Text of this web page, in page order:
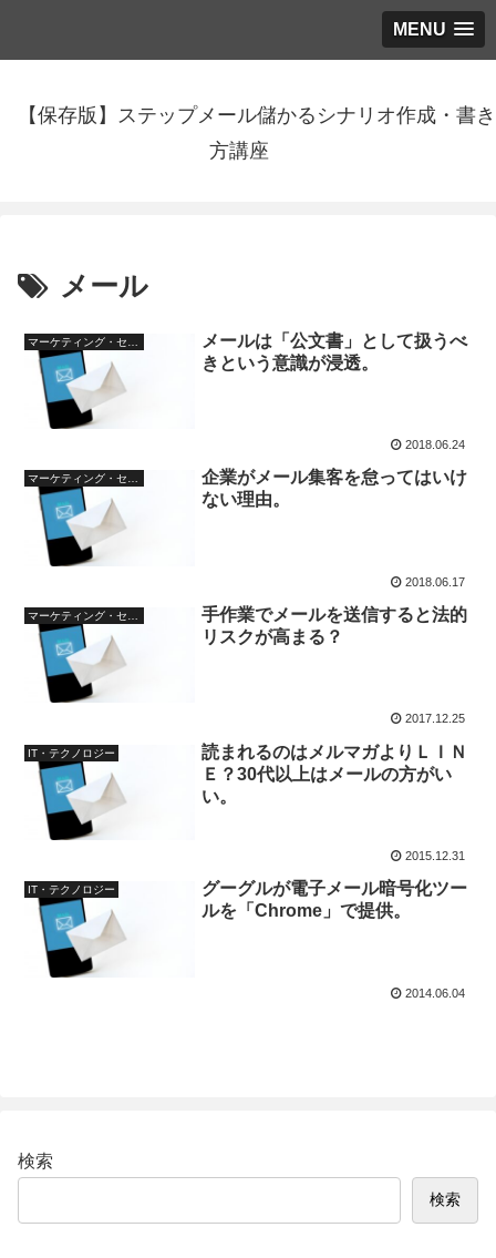
MENU
【保存版】ステップメール儲かるシナリオ作成・書き
方講座
メール
メールは「公文書」として扱うべ
きという意識が浸透。
2018.06.24
マーケティング・セールス
企業がメール集客を怠ってはいけ
ない理由。
2018.06.17
手作業でメールを送信すると法的
リスクが高まる？
2017.12.25
IT・テクノロジー
読まれるのはメルマガよりＬＩＮ
Ｅ？30代以上はメールの方がい
い。
2015.12.31
IT・テクノロジー
グーグルが電子メール暗号化ツー
ルを「Chrome」で提供。
2014.06.04
検索
検索